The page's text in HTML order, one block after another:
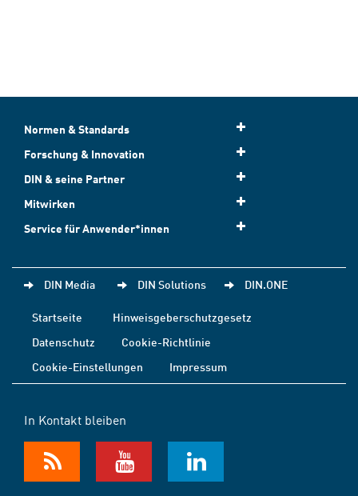
Normen & Standards
Forschung & Innovation
DIN & seine Partner
Mitwirken
Service für Anwender*innen
DIN Media DIN Solutions DIN.ONE
Startseite
Hinweisgeberschutzgesetz
Datenschutz
Cookie-Richtlinie
Cookie-Einstellungen
Impressum
In Kontakt bleiben